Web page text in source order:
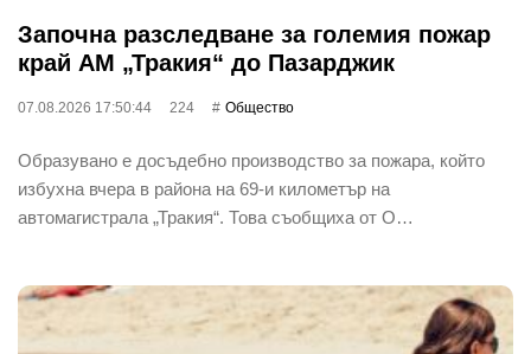
Започна разследване за големия пожар
край АМ „Тракия“ до Пазарджик
07.08.2026 17:50:44 224 Общество
Образувано е досъдебно производство за пожара, който
избухна вчера в района на 69-и километър на
автомагистрала „Тракия“. Това съобщиха от О…